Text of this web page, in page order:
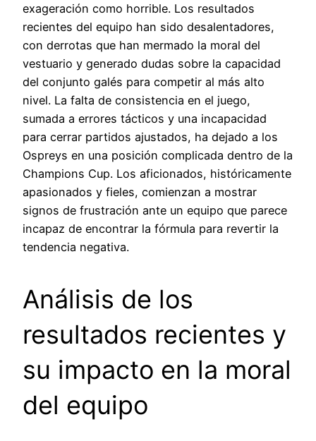
exageración como horrible. Los resultados
recientes del equipo han sido desalentadores,
con derrotas que han mermado la moral del
vestuario y generado dudas sobre la capacidad
del conjunto galés para competir al más alto
nivel. La falta de consistencia en el juego,
sumada a errores tácticos y una incapacidad
para cerrar partidos ajustados, ha dejado a los
Ospreys en una posición complicada dentro de la
Champions Cup. Los aficionados, históricamente
apasionados y fieles, comienzan a mostrar
signos de frustración ante un equipo que parece
incapaz de encontrar la fórmula para revertir la
tendencia negativa.
Análisis de los
resultados recientes y
su impacto en la moral
del equipo